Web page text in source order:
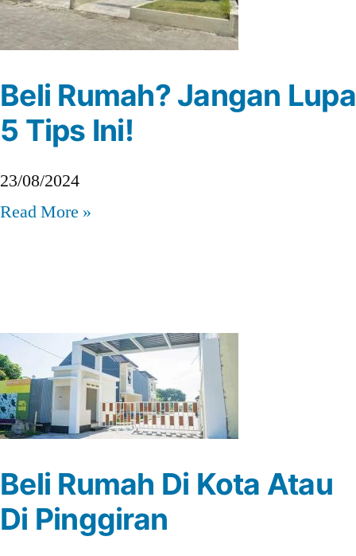
Beli Rumah? Jangan Lupa
5 Tips Ini!
23/08/2024
Read More »
Beli Rumah Di Kota Atau
Di Pinggiran